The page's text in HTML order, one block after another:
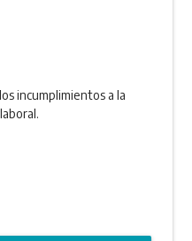
incumplimientos a la